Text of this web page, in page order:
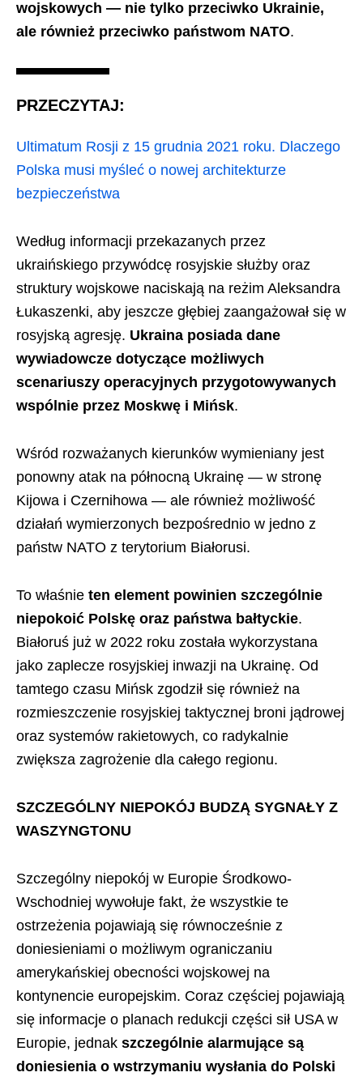
wojskowych — nie tylko przeciwko Ukrainie,
ale również przeciwko państwom NATO.
PRZECZYTAJ:
Ultimatum Rosji z 15 grudnia 2021 roku. Dlaczego
Polska musi myśleć o nowej architekturze
bezpieczeństwa
Według informacji przekazanych przez
ukraińskiego przywódcę rosyjskie służby oraz
struktury wojskowe naciskają na reżim Aleksandra
Łukaszenki, aby jeszcze głębiej zaangażował się w
rosyjską agresję. Ukraina posiada dane
wywiadowcze dotyczące możliwych
scenariuszy operacyjnych przygotowywanych
wspólnie przez Moskwę i Mińsk.
Wśród rozważanych kierunków wymieniany jest
ponowny atak na północną Ukrainę — w stronę
Kijowa i Czernihowa — ale również możliwość
działań wymierzonych bezpośrednio w jedno z
państw NATO z terytorium Białorusi.
To właśnie ten element powinien szczególnie
niepokoić Polskę oraz państwa bałtyckie.
Białoruś już w 2022 roku została wykorzystana
jako zaplecze rosyjskiej inwazji na Ukrainę. Od
tamtego czasu Mińsk zgodził się również na
rozmieszczenie rosyjskiej taktycznej broni jądrowej
oraz systemów rakietowych, co radykalnie
zwiększa zagrożenie dla całego regionu.
SZCZEGÓLNY NIEPOKÓJ BUDZĄ SYGNAŁY Z
WASZYNGTONU
Szczególny niepokój w Europie Środkowo-
Wschodniej wywołuje fakt, że wszystkie te
ostrzeżenia pojawiają się równocześnie z
doniesieniami o możliwym ograniczaniu
amerykańskiej obecności wojskowej na
kontynencie europejskim. Coraz częściej pojawiają
się informacje o planach redukcji części sił USA w
Europie, jednak szczególnie alarmujące są
doniesienia o wstrzymaniu wysłania do Polski